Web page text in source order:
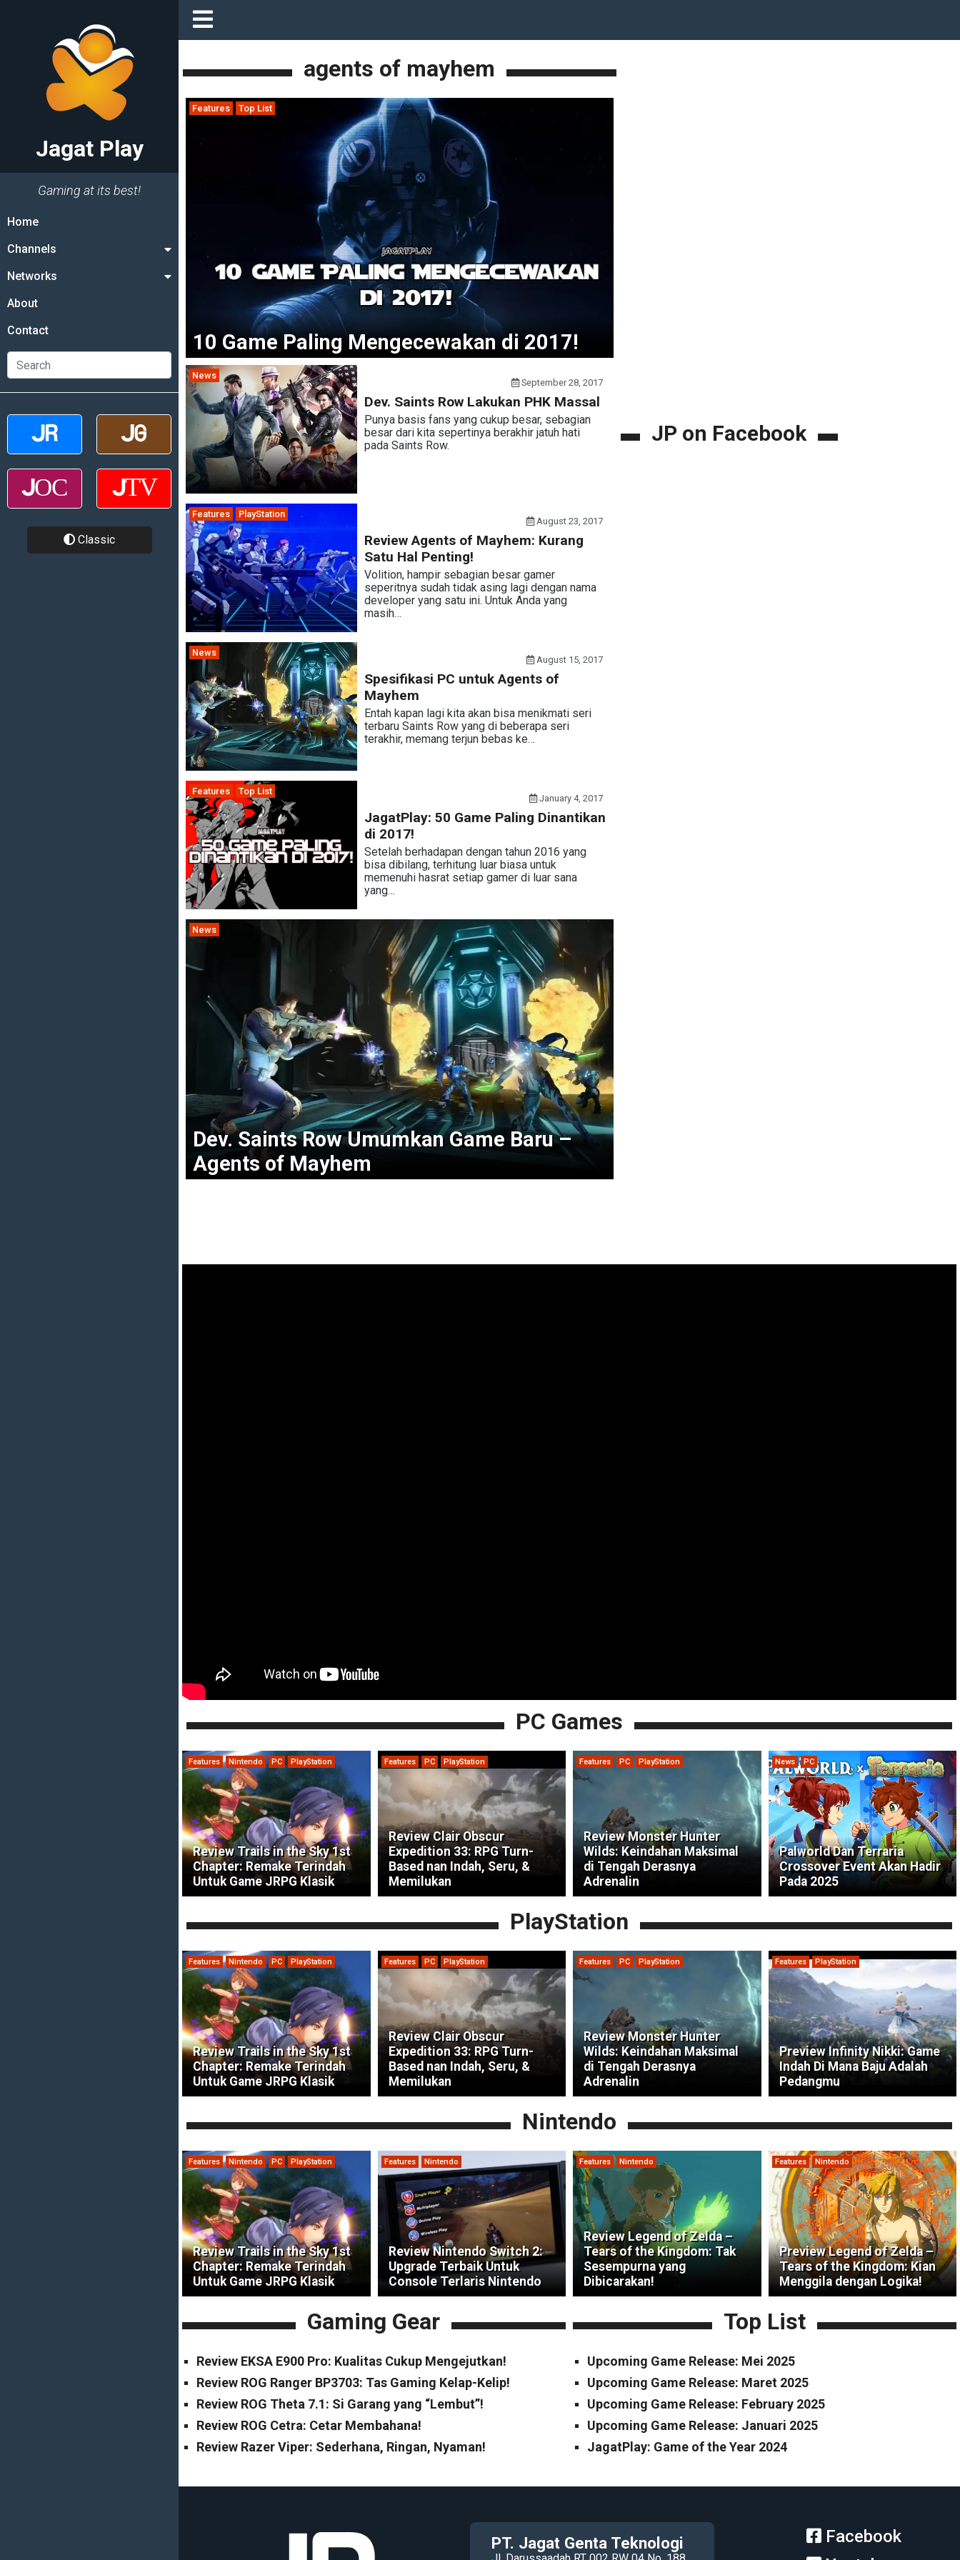
Jagat Play
Gaming at its best!
Home
Channels
Networks
About
Contact
Classic
agents of mayhem
Features Top List
10 Game Paling Mengecewakan di 2017!
News
September 28, 2017
Dev. Saints Row Lakukan PHK Massal
Punya basis fans yang cukup besar, sebagian
besar dari kita sepertinya berakhir jatuh hati
pada Saints Row.
Features PlayStation
August 23, 2017
Review Agents of Mayhem: Kurang
Satu Hal Penting!
Volition, hampir sebagian besar gamer
seperitnya sudah tidak asing lagi dengan nama
developer yang satu ini. Untuk Anda yang
masih…
News
August 15, 2017
Spesifikasi PC untuk Agents of
Mayhem
Entah kapan lagi kita akan bisa menikmati seri
terbaru Saints Row yang di beberapa seri
terakhir, memang terjun bebas ke…
Features Top List
January 4, 2017
JagatPlay: 50 Game Paling Dinantikan
di 2017!
Setelah berhadapan dengan tahun 2016 yang
bisa dibilang, terhitung luar biasa untuk
memenuhi hasrat setiap gamer di luar sana
yang…
News
Dev. Saints Row Umumkan Game Baru –
Agents of Mayhem
PC Games
Features Nintendo PC PlayStation
Review Trails in the Sky 1st
Chapter: Remake Terindah
Untuk Game JRPG Klasik
Features PC PlayStation
Review Clair Obscur
Expedition 33: RPG Turn-
Based nan Indah, Seru, &
Memilukan
Features PC PlayStation
Review Monster Hunter
Wilds: Keindahan Maksimal
di Tengah Derasnya
Adrenalin
News PC
Palworld Dan Terraria
Crossover Event Akan Hadir
Pada 2025
PlayStation
Features Nintendo PC PlayStation
Review Trails in the Sky 1st
Chapter: Remake Terindah
Untuk Game JRPG Klasik
Features PC PlayStation
Review Clair Obscur
Expedition 33: RPG Turn-
Based nan Indah, Seru, &
Memilukan
Features PC PlayStation
Review Monster Hunter
Wilds: Keindahan Maksimal
di Tengah Derasnya
Adrenalin
Features PlayStation
Preview Infinity Nikki: Game
Indah Di Mana Baju Adalah
Pedangmu
Nintendo
Features Nintendo PC PlayStation
Review Trails in the Sky 1st
Chapter: Remake Terindah
Untuk Game JRPG Klasik
Features Nintendo
Review Nintendo Switch 2:
Upgrade Terbaik Untuk
Console Terlaris Nintendo
Features Nintendo
Review Legend of Zelda –
Tears of the Kingdom: Tak
Sesempurna yang
Dibicarakan!
Features Nintendo
Preview Legend of Zelda –
Tears of the Kingdom: Kian
Menggila dengan Logika!
Gaming Gear
Review EKSA E900 Pro: Kualitas Cukup Mengejutkan!
Review ROG Ranger BP3703: Tas Gaming Kelap-Kelip!
Review ROG Theta 7.1: Si Garang yang “Lembut”!
Review ROG Cetra: Cetar Membahana!
Review Razer Viper: Sederhana, Ringan, Nyaman!
Top List
Upcoming Game Release: Mei 2025
Upcoming Game Release: Maret 2025
Upcoming Game Release: February 2025
Upcoming Game Release: Januari 2025
JagatPlay: Game of the Year 2024
JP on Facebook
PT. Jagat Genta Teknologi
Facebook